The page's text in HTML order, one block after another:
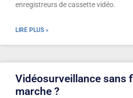
enregistreurs de cassette vidéo.
LIRE PLUS »
Vidéosurveillance sans
marche ?